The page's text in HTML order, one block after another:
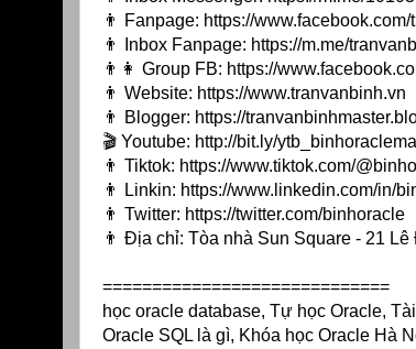
👨 Fanpage: https://
👨 Inbox Fanpage: https://m.me/
👨👩 Group FB: https://
👨 Website: https://www.tranvanbinh.vn
👨 Blogger: https://
🎬 Youtube: http://bit.ly/
👨 Tiktok: https://www.tiktok.com/
👨 Linkin: https://www.linkedin.com/in/
👨 Twitter: https://twitter.com/binhoracle
👨 Địa chỉ: Tòa nhà Sun Square - 21
=============================
học oracle database, Tự học Oracle,
Oracle SQL là gì, Khóa học Oracle Hà